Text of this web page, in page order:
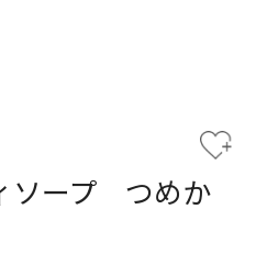
ソープ つめか